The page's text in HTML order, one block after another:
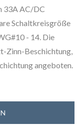
33A AC/DC
Schaltkreisgröße
- 14. Die
Zinn-Beschichtung,
angeboten.